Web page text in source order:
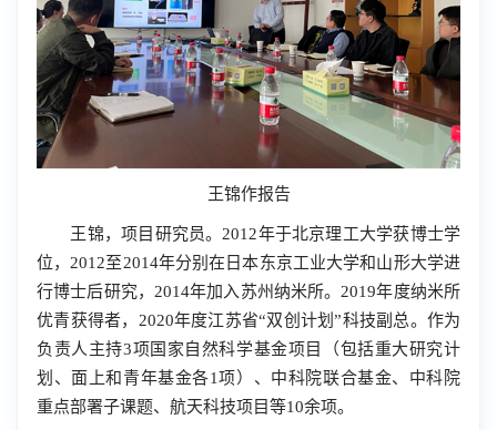
王锦作报告
王锦，项目研究员。 2012年于北京理工大学获博士学
位， 2012至2014年分别在日本东京工业大学和山形大学进
行博士后研究， 2014年加入苏州纳米所。 2019年度纳米所
优青获得者， 2020年度江苏省“双创计划”科技副总。作为
负责人主持3项国 家自然科学基金项目（包括重大研究计
划、面上和青年基金各1项）、中科院联合基金、中科院
重点部署子课题、航天科技项目等10余项。